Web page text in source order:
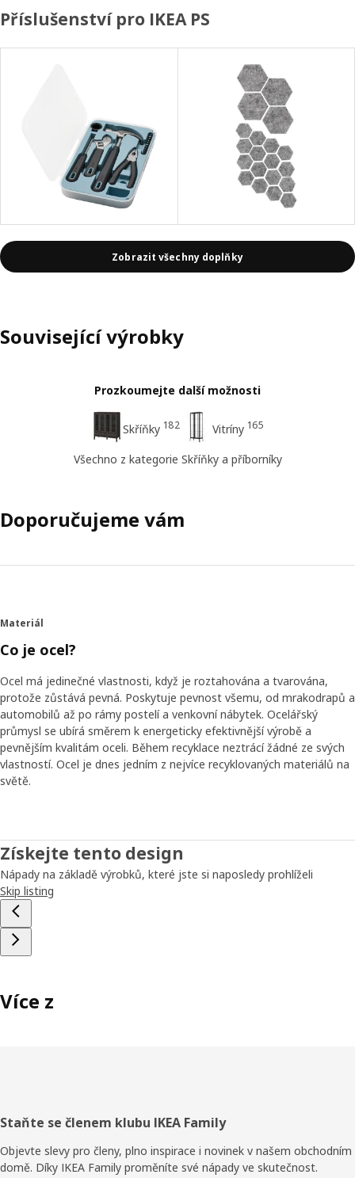
Příslušenství pro IKEA PS
Zobrazit všechny doplňky
Související výrobky
Prozkoumejte další možnosti
Skříňky 182 Vitríny 165
Všechno z kategorie Skříňky a příborníky
Doporučujeme vám
Materiál
Co je ocel?
Ocel má jedinečné vlastnosti, když je roztahována a tvarována,
protože zůstává pevná. Poskytuje pevnost všemu, od mrakodrapů a
automobilů až po rámy postelí a venkovní nábytek. Ocelářský
průmysl se ubírá směrem k energeticky efektivnější výrobě a
pevnějším kvalitám oceli. Během recyklace neztrácí žádné ze svých
vlastností. Ocel je dnes jedním z nejvíce recyklovaných materiálů na
světě.
Získejte tento design
Nápady na základě výrobků, které jste si naposledy prohlíželi
Skip listing
Více z
Zápatí
Staňte se členem klubu IKEA Family
Objevte slevy pro členy, plno inspirace i novinek v našem obchodním
domě. Díky IKEA Family proměníte své nápady ve skutečnost.